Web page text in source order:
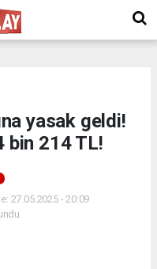
yasak geldi!
bin 214 TL!
27.05.2025 - 20:09